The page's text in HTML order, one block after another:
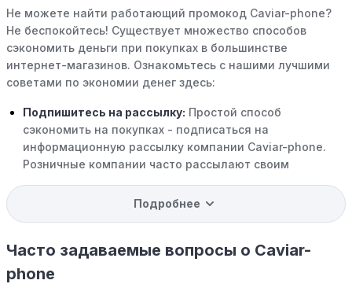
Не можете найти работающий промокод Caviar-phone?
Не беспокойтесь! Существует множество способов
сэкономить деньги при покупках в большинстве
интернет-магазинов. Ознакомьтесь с нашими лучшими
советами по экономии денег здесь:
Подпишитесь на рассылку: Простой способ
сэкономить на покупках - подписаться на
информационную рассылку компании Caviar-phone.
Розничные компании часто рассылают своим
доступ к распродажам.
компании Caviar-phone есть программы поощрения,
позволяющие зарабатывать баллы или cashback на
покупках. Накапливайте баллы и обменивайте их на
Подробнее
Часто задаваемые вопросы о Caviar-
phone